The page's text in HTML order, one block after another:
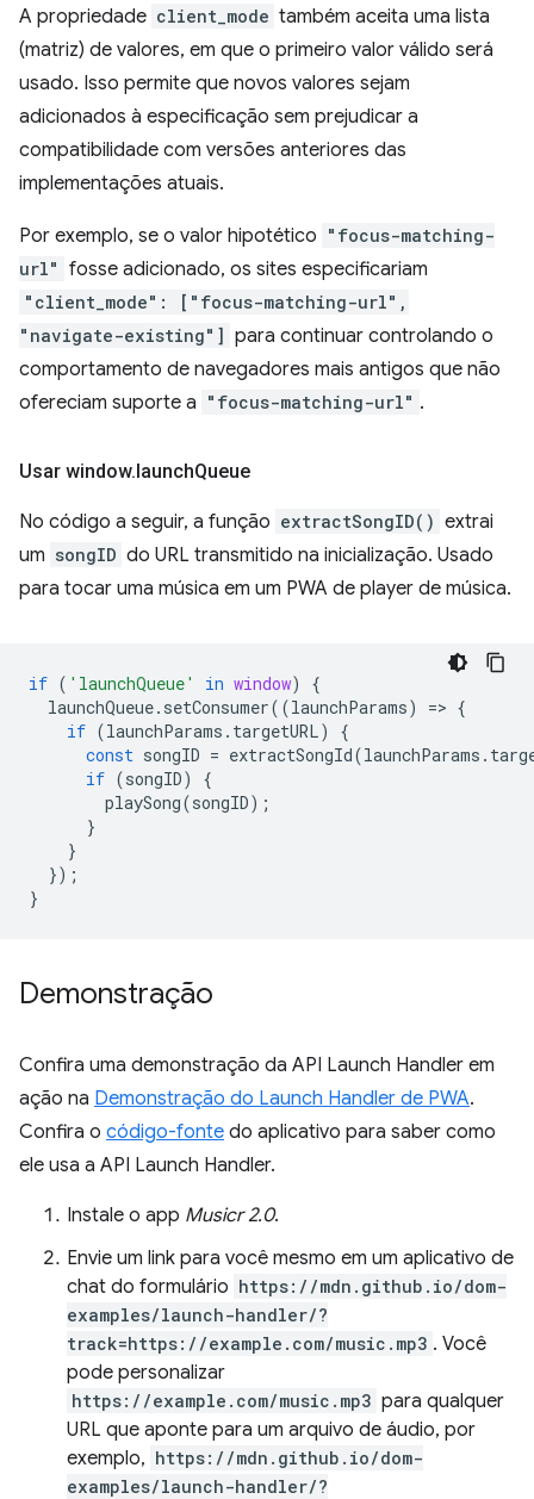
A propriedade client_mode também aceita uma lista
(matriz) de valores, em que o primeiro valor válido será
usado. Isso permite que novos valores sejam
adicionados à especificação sem prejudicar a
compatibilidade com versões anteriores das
implementações atuais.
Por exemplo, se o valor hipotético "focus-matching-
url" fosse adicionado, os sites especificariam
"client_mode": ["focus-matching-url",
"navigate-existing"] para continuar controlando o
comportamento de navegadores mais antigos que não
ofereciam suporte a "focus-matching-url" .
Usar window.launchQueue
No código a seguir, a função extractSongID() extrai
um songID do URL transmitido na inicialização. Usado
para tocar uma música em um PWA de player de música.
if ( 'launchQueue' in window)
{
launchQueue. setConsumer((launchParams) => {
if (launchParams . targetURL)
{
const songID = extractSongId(launchParams .
if (songID)
{
playSong(songID);
}
}
});
}
Demonstração
Confira uma demonstração da API Launch Handler em
ação na Demonstração do Launch Handler de PWA.
Confira o código-fonte do aplicativo para saber como
ele usa a API Launch Handler.
Instale o app Musicr 2.0.
Envie um link para você mesmo em um aplicativo de
chat do formulário https://mdn.github.io/dom-
examples/launch-handler/?
track=https://example.com/music.mp3 . Você
pode personalizar
https://example.com/music.mp3 para qualquer
URL que aponte para um arquivo de áudio, por
exemplo, https://mdn.github.io/dom-
examples/launch-handler/?